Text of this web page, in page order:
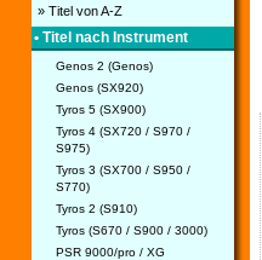
» Titel von A-Z
• Titel nach Instrument
Genos 2 (Genos)
Genos (SX920)
Tyros 5 (SX900)
Tyros 4 (SX720 / S970 /
S975)
Tyros 3 (SX700 / S950 /
S770)
Tyros 2 (S910)
Tyros (S670 / S900 / 3000)
PSR 9000/pro / XG